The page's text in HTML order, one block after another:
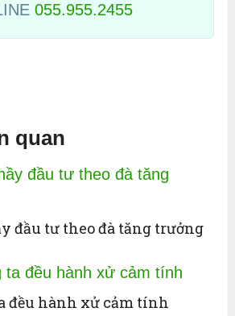
055.955.2455
quan
đầu tư theo đà tăng trưởng
đều hành xử cảm tính